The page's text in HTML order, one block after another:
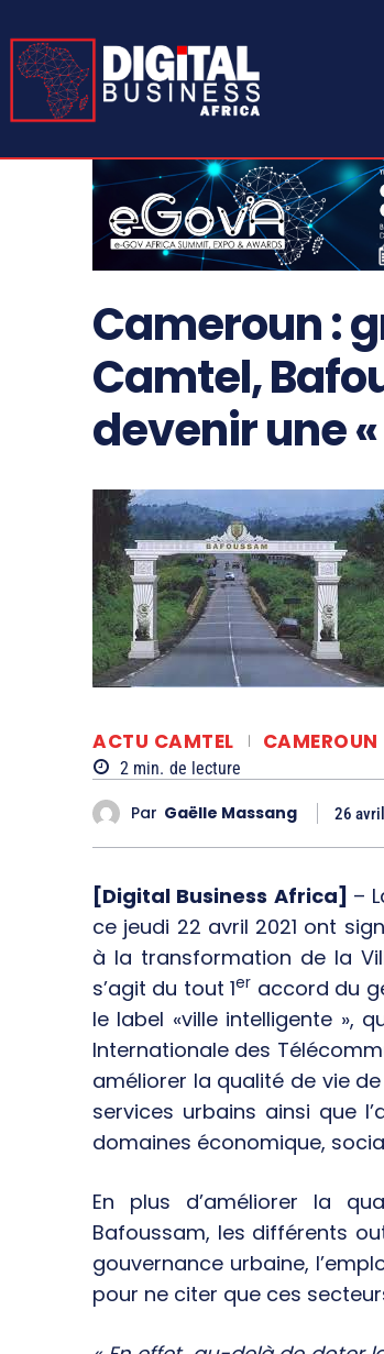
Cameroun :
Camtel,
devenir une
ACTU CAMTEL CAMEROUN
2 min. de lecture
Par Gaëlle Massang 26
[Digital Business Africa] –
ce jeudi 22 avril 2021 ont
à la transformation de la
s’agit du tout 1er accord du
le label «ville intelligente »,
Internationale des
améliorer la qualité de vie
services urbains ainsi que
domaines économique,
En plus d’améliorer la
Bafoussam, les différents
gouvernance urbaine,
pour ne citer que ces